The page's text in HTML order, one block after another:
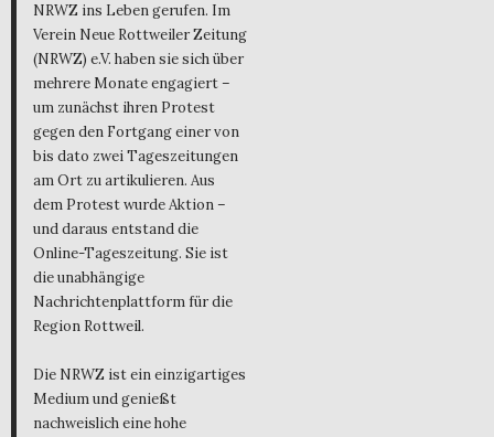
NRWZ ins Leben gerufen. Im
Verein Neue Rottweiler Zeitung
(NRWZ) e.V. haben sie sich über
mehrere Monate engagiert –
um zunächst ihren Protest
gegen den Fortgang einer von
bis dato zwei Tageszeitungen
am Ort zu artikulieren. Aus
dem Protest wurde Aktion –
und daraus entstand die
Online-Tageszeitung. Sie ist
die unabhängige
Nachrichtenplattform für die
Region Rottweil.
Die NRWZ ist ein einzigartiges
Medium und genießt
nachweislich eine hohe